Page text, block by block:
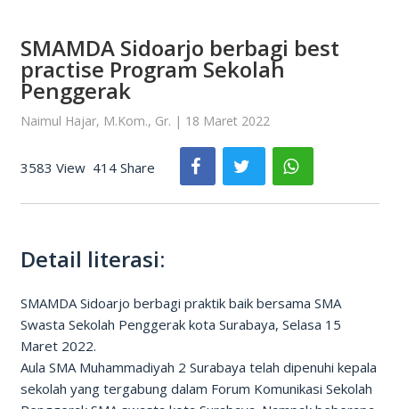
SMAMDA Sidoarjo berbagi best
practise Program Sekolah
Penggerak
Naimul Hajar, M.Kom., Gr. | 18 Maret 2022
3583 View 414 Share
Detail literasi:
SMAMDA Sidoarjo berbagi praktik baik bersama SMA
Swasta Sekolah Penggerak kota Surabaya, Selasa 15
Maret 2022.
Aula SMA Muhammadiyah 2 Surabaya telah dipenuhi kepala
sekolah yang tergabung dalam Forum Komunikasi Sekolah